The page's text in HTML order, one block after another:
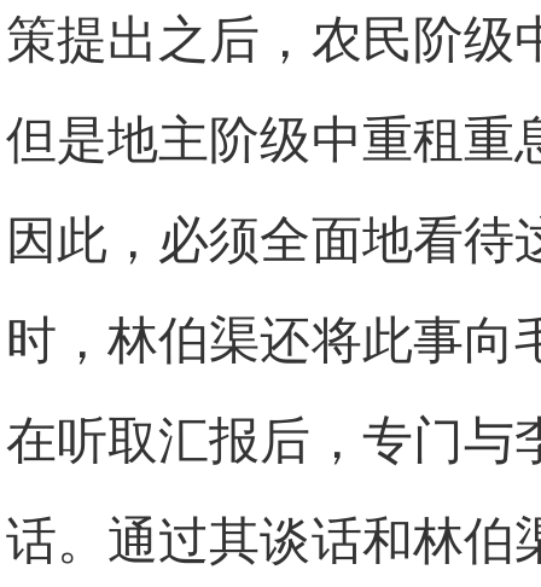
策提出之后，农民阶级
但是地主阶级中重租重
因此，必须全面地看待
时，林伯渠还将此事向
在听取汇报后，专门与
话。通过其谈话和林伯